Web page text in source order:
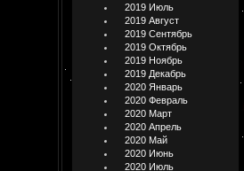
2019 Июль
2019 Август
2019 Сентябрь
2019 Октябрь
2019 Ноябрь
2019 Декабрь
2020 Январь
2020 Февраль
2020 Март
2020 Апрель
2020 Май
2020 Июнь
2020 Июль